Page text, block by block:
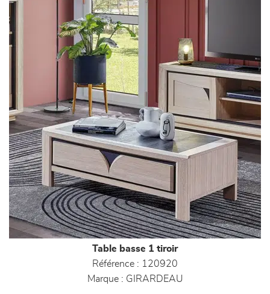
Table basse 1 tiroir
Référence : 120920
Marque : GIRARDEAU